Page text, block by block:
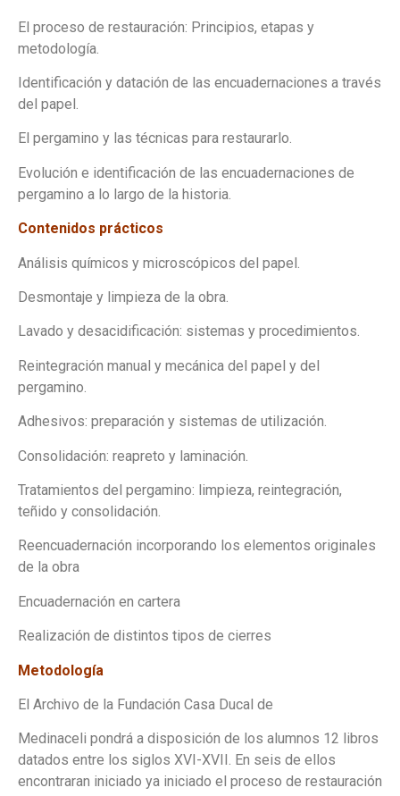
El proceso de restauración: Principios, etapas y
metodología.
Identificación y datación de las encuadernaciones a través
del papel.
El pergamino y las técnicas para restaurarlo.
Evolución e identificación de las encuadernaciones de
pergamino a lo largo de la historia.
Contenidos prácticos
Análisis químicos y microscópicos del papel.
Desmontaje y limpieza de la obra.
Lavado y desacidificación: sistemas y procedimientos.
Reintegración manual y mecánica del papel y del
pergamino.
Adhesivos: preparación y sistemas de utilización.
Consolidación: reapreto y laminación.
Tratamientos del pergamino: limpieza, reintegración,
teñido y consolidación.
Reencuadernación incorporando los elementos originales
de la obra
Encuadernación en cartera
Realización de distintos tipos de cierres
Metodología
El Archivo de la Fundación Casa Ducal de
Medinaceli pondrá a disposición de los alumnos 12 libros
datados entre los siglos XVI-XVII. En seis de ellos
encontraran iniciado ya iniciado el proceso de restauración